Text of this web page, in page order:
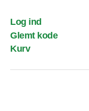
Log ind
Glemt kode
Kurv